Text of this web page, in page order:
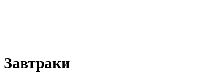
Завтраки